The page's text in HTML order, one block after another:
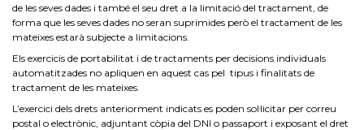
de les seves dades i també el seu dret a la limitació del tractament, de
forma que les seves dades no seran suprimides però el tractament de les
mateixes estarà subjecte a limitacions.
Els exercicis de portabilitat i de tractaments per decisions individuals
automatitzades no apliquen en aquest cas pel tipus i finalitats de
tractament de les mateixes.
L’exercici dels drets anteriorment indicats es poden sol·licitar per correu
postal o electrònic, adjuntant còpia del DNI o passaport i exposant el dret